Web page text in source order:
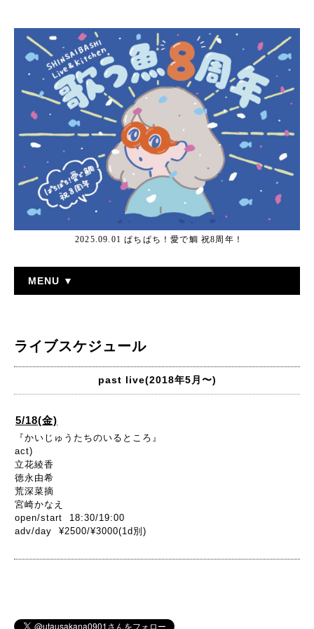
2025.09.01 ぱちぱち！愛で鯛 祝8周年！
MENU ▼
ライブスケジュール
past live(2018年5月〜)
5/18(金)
『かいじゅうたちのいるところ』
act)
立花綾香
徳永由希
荒深菜摘
宮崎かなえ
open/start 18:30/19:00
adv/day ¥2500/¥3000(1d別)